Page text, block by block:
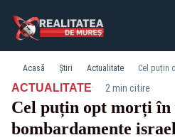
Acasă Știri Actualitate
ACTUALITATE· 2 min citire
Cel puțin opt morți
bombardamente